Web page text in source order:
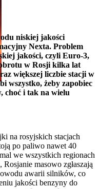
niskiej jakości
Nexta. Problem
jakości, czyli Euro-3,
obrotu w Rosji kilka lat
większej liczbie stacji w
wszystko, żeby zapobiec
choć i tak na wielu
na rosyjskich stacjach
po paliwo nawet 40
we wszystkich regionach
masowo zgłaszają
awarii silników, co
jakości benzyny do